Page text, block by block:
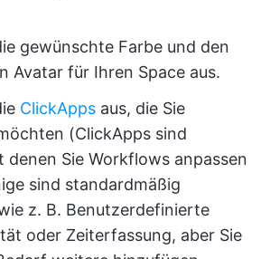
gewünschte Farbe und den
Avatar für Ihren Space aus.
ClickApps aus, die Sie
(ClickApps sind
denen Sie Workflows anpassen
sind standardmäßig
z. B. Benutzerdefinierte
oder Zeiterfassung, aber Sie